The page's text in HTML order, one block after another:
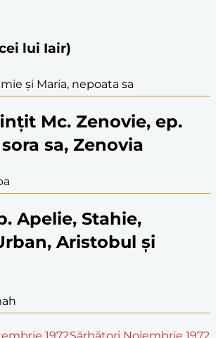
lui Iair)
și Maria, nepoata sa
Mc. Zenovie, ep.
sa, Zenovia
Apelie, Stahie,
Aristobul și
1972Sărbători Noiembrie 1972